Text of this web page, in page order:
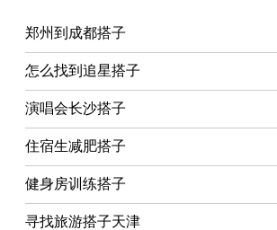
郑州到成都搭子
怎么找到追星搭子
演唱会长沙搭子
住宿生减肥搭子
健身房训练搭子
寻找旅游搭子天津